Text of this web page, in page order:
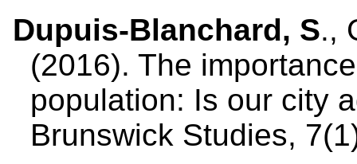
Dupuis-Blanchard, S.,
(2016). The
population: Is our city
Brunswick Studies,